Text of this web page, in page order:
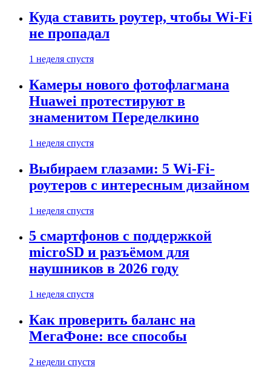
Куда ставить роутер, чтобы Wi-Fi
не пропадал
1 неделя спустя
Камеры нового фотофлагмана
Huawei протестируют в
знаменитом Переделкино
1 неделя спустя
Выбираем глазами: 5 Wi-Fi-
роутеров с интересным дизайном
1 неделя спустя
5 смартфонов с поддержкой
microSD и разъёмом для
наушников в 2026 году
1 неделя спустя
Как проверить баланс на
МегаФоне: все способы
2 недели спустя